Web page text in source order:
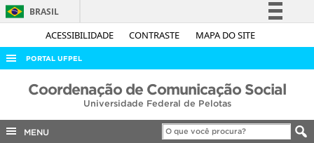
ACESSIBILIDADE CONTRASTE MAPA DO SITE
BRASIL
Simplifique!
Acesso à informação
Legislação
Canais
PORTAL UFPEL
ACESSO À INFORMAÇÃO
COBALTO
Coordenação de Comunicação Social
Universidade Federal de Pelotas
MENU